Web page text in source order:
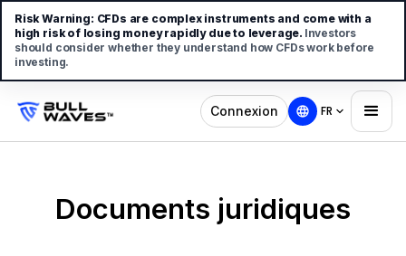
Connexion FR
Documents juridiques
Risk Warning: CFDs are complex instruments and come with a
high risk of losing money rapidly due to leverage. Investors
should consider whether they understand how CFDs work before
investing.